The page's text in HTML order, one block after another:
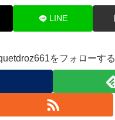
LINE
をフォローする